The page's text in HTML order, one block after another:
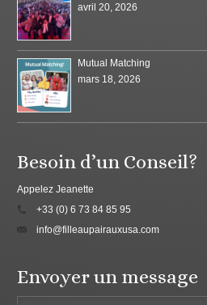
avril 20, 2026
Mutual Matching
mars 18, 2026
Besoin d’un Conseil?
Appelez Jeanette
+33 (0) 6 73 84 85 95
info@filleaupairauxusa.com
Envoyer un message